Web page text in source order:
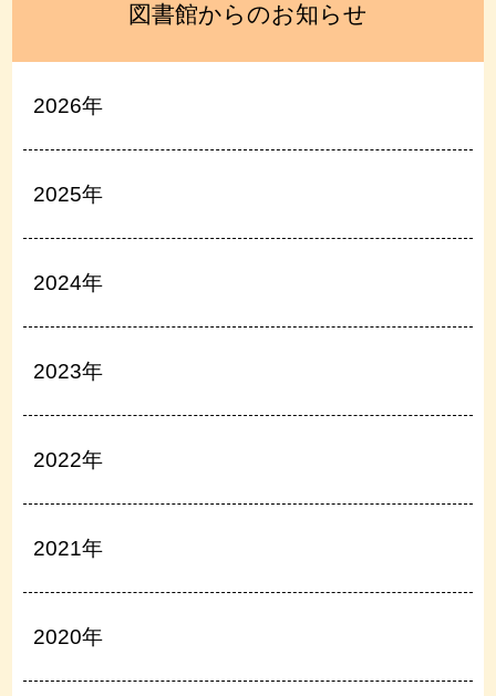
図書館からのお知らせ
2026年
2025年
2024年
2023年
2022年
2021年
2020年